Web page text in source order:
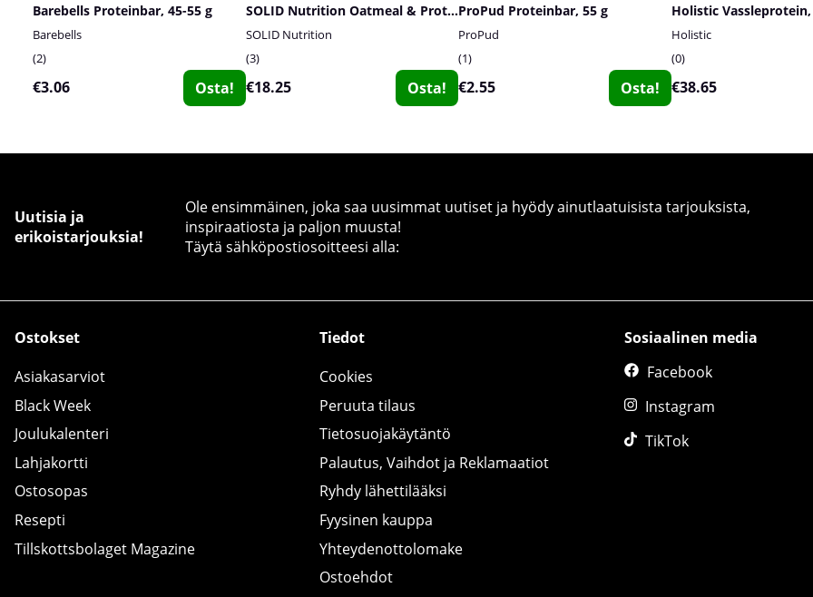
Barebells Proteinbar, 45-55 g
Barebells
2
€3.06 Osta!
SOLID Nutrition Oatmeal & Protein Mix, 750 g
SOLID Nutrition
3
€18.25 Osta!
ProPud Proteinbar, 55 g
ProPud
1
€2.55 Osta!
Holistic Vassleprotein,
Holistic
0
€38.65
Uutisia ja
erikoistarjouksia!
Ole ensimmäinen, joka saa uusimmat uutiset ja hyödy ainutlaatuisista tarjouksista,
inspiraatiosta ja paljon muusta!
Täytä sähköpostiosoitteesi alla:
Ostokset
Asiakasarviot
Black Week
Joulukalenteri
Lahjakortti
Ostosopas
Resepti
Tillskottsbolaget Magazine
Tiedot
Cookies
Peruuta tilaus
Tietosuojakäytäntö
Palautus, Vaihdot ja Reklamaatiot
Ryhdy lähettilääksi
Fyysinen kauppa
Yhteydenottolomake
Ostoehdot
Sosiaalinen media
Facebook
Instagram
TikTok